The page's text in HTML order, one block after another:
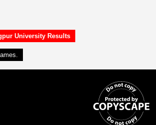
University Results